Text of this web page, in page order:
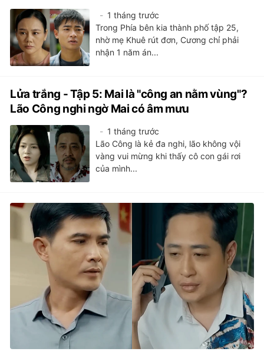
1 tháng trước
Trong Phía bên kia thành phố tập 25,
nhờ mẹ Khuê rút đơn, Cương chỉ phải
nhận 1 năm án...
Lửa trắng - Tập 5: Mai là "công an nằm vùng"?
Lão Công nghi ngờ Mai có âm mưu
1 tháng trước
Lão Công là kẻ đa nghi, lão không vội
vàng vui mừng khi thấy cô con gái rơi
của mình...